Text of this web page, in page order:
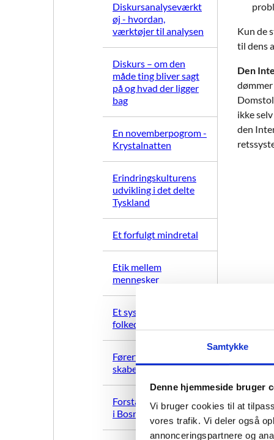
Samtykke
Denne hjemmeside bruger
Vi bruger cookies til at
vores trafik. Vi deler også
annonceringspartnere og
Diskursanalyseværkt
øj - hvordan,
værktøjer til analysen
Diskurs – om den
måde ting bliver sagt
på og hvad der ligger
bag
En novemberpogrom -
Krystalnatten
Erindringskulturens
udvikling i det delte
Tyskland
Et forfulgt mindretal
Etik mellem
mennesker
Et systematisk
folkedrab
Førerfiguren Hitler
skabes
Forståelse af etnicitet
i Bosnien
Kun de
til dens
Den
ikke
den